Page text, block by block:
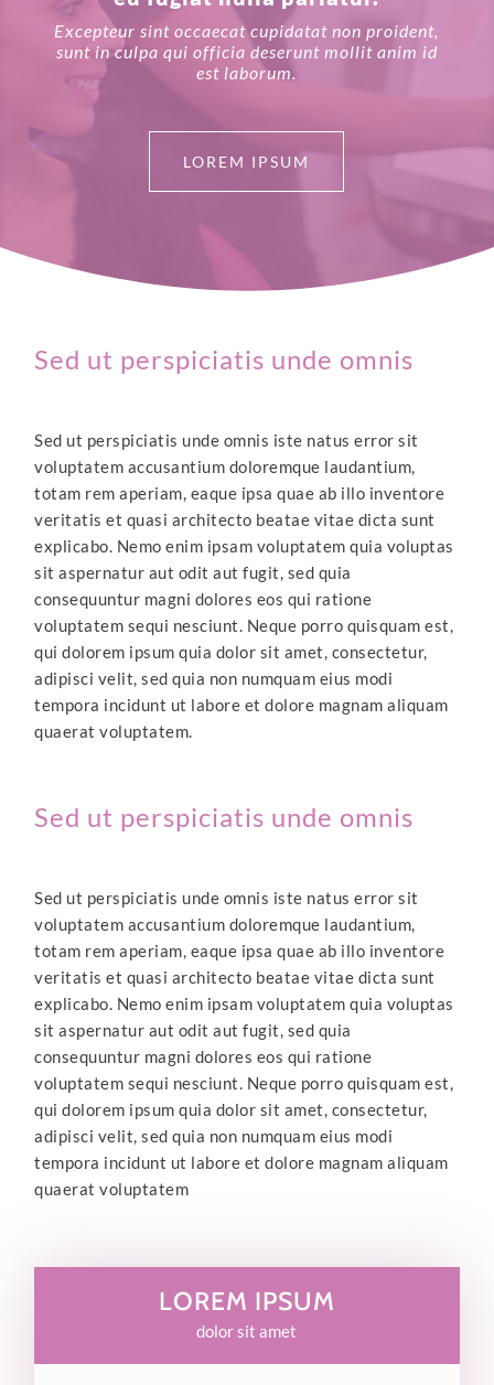
Excepteur sint occaecat cupidatat non proident,
sunt in culpa qui officia deserunt mollit anim id
est laborum.
LOREM IPSUM
Sed ut perspiciatis unde omnis
Sed ut perspiciatis unde omnis iste natus error sit
voluptatem accusantium doloremque laudantium,
totam rem aperiam, eaque ipsa quae ab illo inventore
veritatis et quasi architecto beatae vitae dicta sunt
explicabo. Nemo enim ipsam voluptatem quia voluptas
sit aspernatur aut odit aut fugit, sed quia
consequuntur magni dolores eos qui ratione
voluptatem sequi nesciunt. Neque porro quisquam est,
qui dolorem ipsum quia dolor sit amet, consectetur,
adipisci velit, sed quia non numquam eius modi
tempora incidunt ut labore et dolore magnam aliquam
quaerat voluptatem.
Sed ut perspiciatis unde omnis
Sed ut perspiciatis unde omnis iste natus error sit
voluptatem accusantium doloremque laudantium,
totam rem aperiam, eaque ipsa quae ab illo inventore
veritatis et quasi architecto beatae vitae dicta sunt
explicabo. Nemo enim ipsam voluptatem quia voluptas
sit aspernatur aut odit aut fugit, sed quia
consequuntur magni dolores eos qui ratione
voluptatem sequi nesciunt. Neque porro quisquam est,
qui dolorem ipsum quia dolor sit amet, consectetur,
adipisci velit, sed quia non numquam eius modi
tempora incidunt ut labore et dolore magnam aliquam
quaerat voluptatem
LOREM IPSUM
dolor sit amet